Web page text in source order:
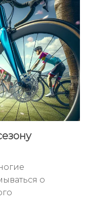
о